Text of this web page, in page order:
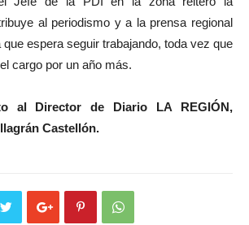
al periodismo y a la prensa regional
espera seguir trabajando, toda vez que
cargo por un año más.
al Director de Diario LA REGIÓN,
Castellón.